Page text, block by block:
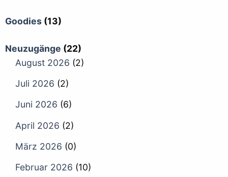
Goodies (13)
Neuzugänge (22)
August 2026 (2)
Juli 2026 (2)
Juni 2026 (6)
April 2026 (2)
März 2026 (0)
Februar 2026 (10)